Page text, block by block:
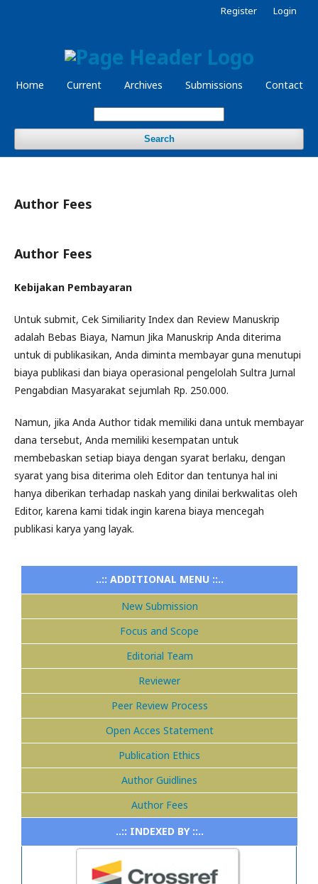
Home Current Archives Submissions Contact
Search
Register Login
Author Fees
Author Fees
Kebijakan Pembayaran
Untuk submit, Cek Similiarity Index dan Review Manuskrip
adalah Bebas Biaya, Namun Jika Manuskrip Anda diterima
untuk di publikasikan, Anda diminta membayar guna menutupi
biaya publikasi dan biaya operasional pengelolah Sultra Jurnal
Pengabdian Masyarakat sejumlah Rp. 250.000.
Namun, jika Anda Author tidak memiliki dana untuk membayar
dana tersebut, Anda memiliki kesempatan untuk
membebaskan setiap biaya dengan syarat berlaku, dengan
syarat yang bisa diterima oleh Editor dan tentunya hal ini
hanya diberikan terhadap naskah yang dinilai berkwalitas oleh
Editor, karena kami tidak ingin karena biaya mencegah
publikasi karya yang layak.
..:: ADDITIONAL MENU ::..
New Submission
Focus and Scope
Editorial Team
Reviewer
Peer Review Process
Open Acces Statement
Publication Ethics
Author Guidlines
Author Fees
..:: INDEXED BY ::..